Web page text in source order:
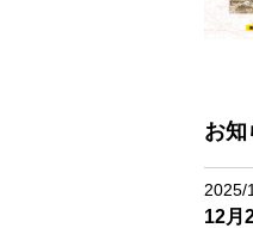
お知
2025/
12月